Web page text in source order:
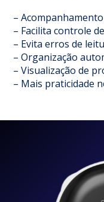
–
– Facilita controle
– Evita erros de
– Organização
– Visualização de
– Mais praticidade